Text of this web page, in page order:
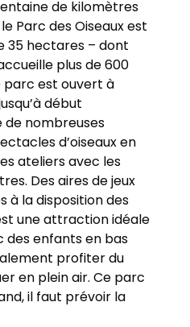
de kilomètres
Parc des Oiseaux est
35 hectares – dont
plus de 600
parc est ouvert à
début
de nombreuses
d’oiseaux en
ateliers avec les
Des aires de jeux
à la disposition des
une attraction idéale
des enfants en bas
profiter du
en plein air. Ce parc
il faut prévoir la